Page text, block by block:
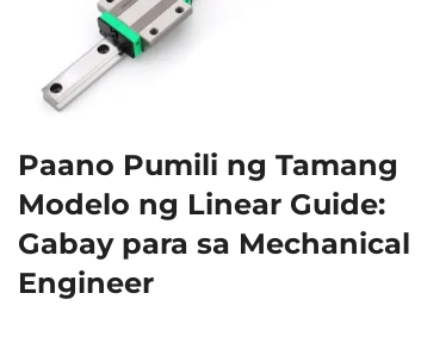
Paano Pumili ng Tamang
Modelo ng Linear Guide:
Gabay para sa Mechanical
Engineer